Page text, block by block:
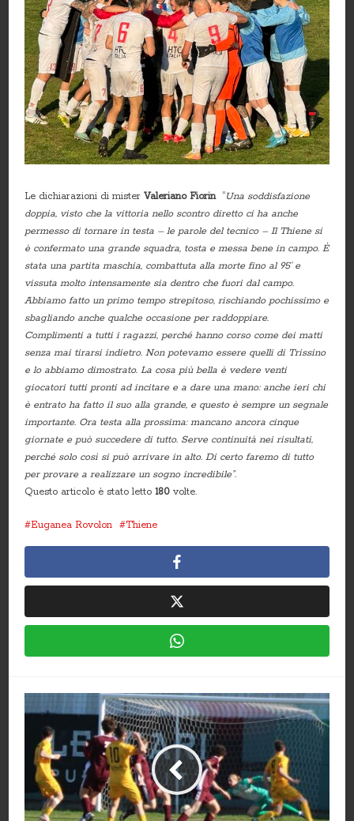
Le dichiarazioni di misterValeriano Fiorin“Una soddisfazione
doppia, visto che la vittoria nello scontro diretto ci ha anche
permesso di tornare in testa – le parole del tecnico – Il Thiene si
è confermato una grande squadra, tosta e messa bene in campo. È
stata una partita maschia, combattuta alla morte fino al 95’ e
vissuta molto intensamente sia dentro che fuori dal campo.
Abbiamo fatto un primo tempo strepitoso, rischiando pochissimo e
sbagliando anche qualche occasione per raddoppiare.
Complimenti a tutti i ragazzi, perché hanno corso come dei matti
senza mai tirarsi indietro. Non potevamo essere quelli di Trissino
e lo abbiamo dimostrato. La cosa più bella è vedere venti
giocatori tutti pronti ad incitare e a dare una mano: anche ieri chi
è entrato ha fatto il suo alla grande, e questo è sempre un segnale
importante. Ora testa alla prossima: mancano ancora cinque
giornate e può succedere di tutto. Serve continuità nei risultati,
perché solo così si può arrivare in alto. Di certo faremo di tutto
per provare a realizzare un sogno incredibile”.
Questo articolo è stato letto180 volte.
Euganea Rovolon Thiene